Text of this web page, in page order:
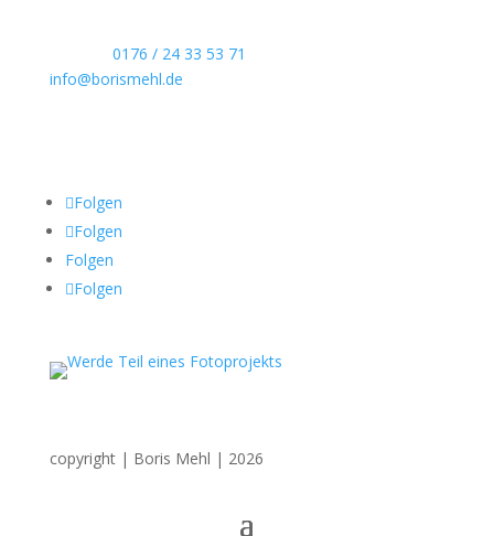
0176 / 24 33 53 71
info@borismehl.de
Folgen
Folgen
Folgen
Folgen
copyright | Boris Mehl | 2026